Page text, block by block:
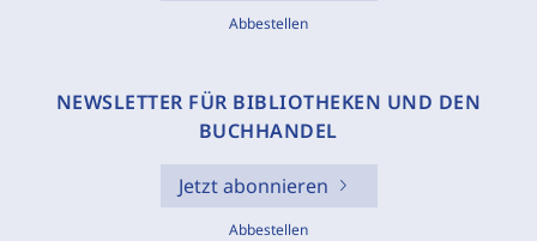
Abbestellen
NEWSLETTER FÜR BIBLIOTHEKEN UND DEN
BUCHHANDEL
Jetzt abonnieren
Abbestellen